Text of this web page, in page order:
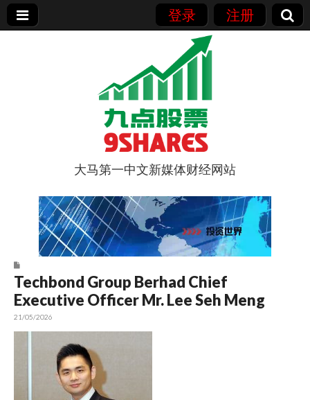
登录 注册
9点股票
大马第一中文新媒体财经网站
Techbond Group Berhad Chief
Executive Officer Mr. Lee Seh Meng
21/05/2026